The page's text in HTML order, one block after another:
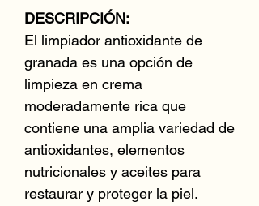
DESCRIPCIÓN:
El limpiador antioxidante de
granada es una opción de
limpieza en crema
moderadamente rica que
contiene una amplia variedad de
antioxidantes, elementos
nutricionales y aceites para
restaurar y proteger la piel.